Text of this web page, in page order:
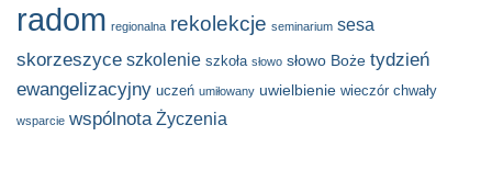
radom regionalna rekolekcje seminarium sesa
skorzeszyce szkolenie szkoła słowo słowo Boże tydzień
ewangelizacyjny uczeń umiłowany uwielbienie wieczór chwały
wsparcie wspólnota Życzenia